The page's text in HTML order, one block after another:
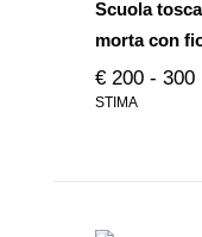
Scuola
morta con
€ 200 - 300
STIMA